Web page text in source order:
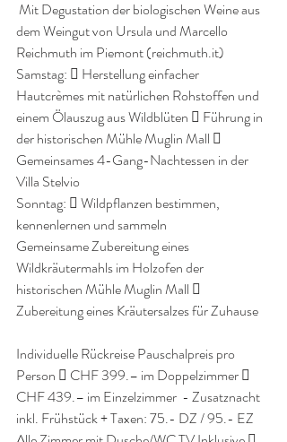
dem Weingut von Ursula und Marcello
Reichmuth im Piemont (reichmuth.it)
Samstag:  Herstellung einfacher
Hautcrèmes mit natürlichen Rohstoffen und
einem Ölauszug aus Wildblüten  Führung in
der historischen Mühle Muglin Mall 
Gemeinsames 4-Gang-Nachtessen in der
Villa Stelvio
Sonntag:  Wildpflanzen bestimmen,
kennenlernen und sammeln
Gemeinsame Zubereitung eines
Wildkräutermahls im Holzofen der
historischen Mühle Muglin Mall 
Zubereitung eines Kräutersalzes für Zuhause
Individuelle Rückreise Pauschalpreis pro
Person  CHF 399.– im Doppelzimmer 
CHF 439.– im Einzelzimmer  - Zusatznacht
inkl. Frühstück + Taxen: 75.- DZ / 95.- EZ